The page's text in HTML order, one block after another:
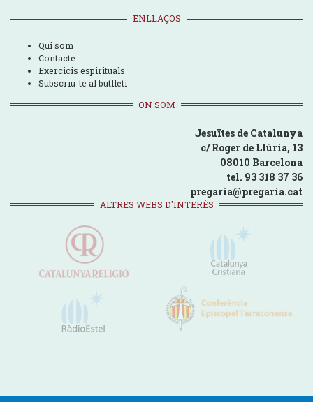
ENLLAÇOS
Qui som
Contacte
Exercicis espirituals
Subscriu-te al butlletí
ON SOM
Jesuïtes de Catalunya
c/ Roger de Llúria, 13
08010 Barcelona
tel. 93 318 37 36
pregaria@pregaria.cat
ALTRES WEBS D'INTERÈS